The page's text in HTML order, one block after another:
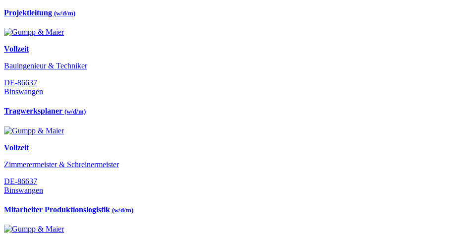
Projektleitung (w/d/m)
Vollzeit
Bauingenieur & Techniker
DE-86637
Binswangen
Tragwerksplaner (w/d/m)
Vollzeit
Zimmerermeister & Schreinermeister
DE-86637
Binswangen
Mitarbeiter Produktionslogistik (w/d/m)